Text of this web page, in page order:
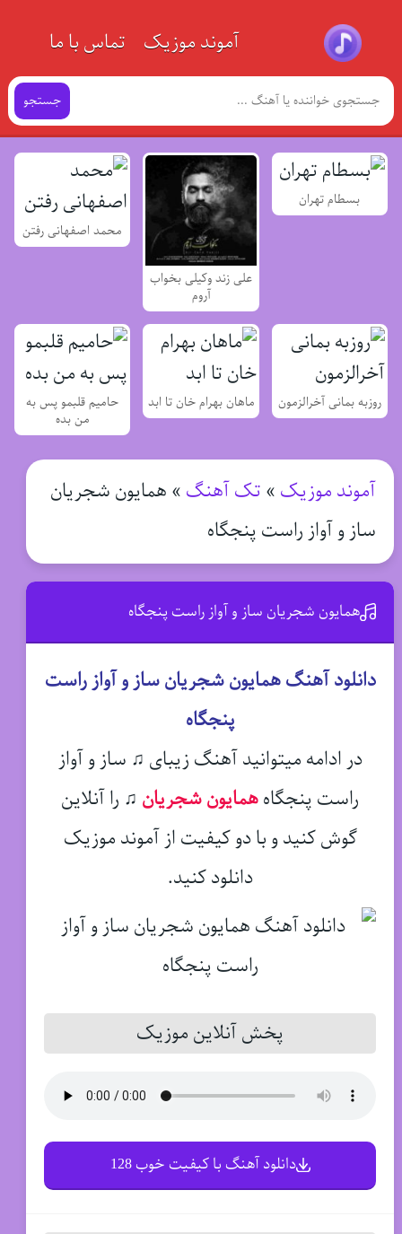
آموند موزیک تماس با ما
جستجو
بسطام تهران
علی زند وکیلی بخواب
آروم
محمد اصفهانی رفتن
روزبه بمانی آخرالزمون ماهان بهرام خان تا ابد
حامیم قلبمو پس به
من بده
آموند موزیک » تک آهنگ » همایون شجریان
ساز و آواز راست پنجگاه
همایون شجریان ساز و آواز راست پنجگاه
دانلود آهنگ همایون شجریان ساز و آواز راست
پنجگاه
در ادامه میتوانید آهنگ زیبای ♫ ساز و آواز
راست پنجگاههمایون شجریان ♫ را آنلاین
گوش کنید و با دو کیفیت از آموند موزیک
دانلود کنید.
پخش آنلاین موزیک
دانلود آهنگ با کیفیت خوب 128